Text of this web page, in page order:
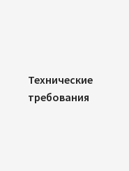
Технические
требования